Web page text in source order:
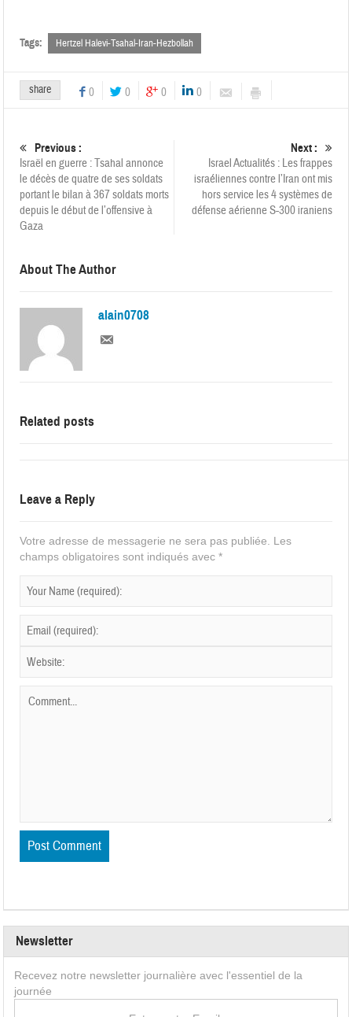
Tags: Hertzel Halevi-Tsahal-Iran-Hezbollah
share 0 0 0 0
Previous :
Israël en guerre : Tsahal annonce
le décès de quatre de ses soldats
portant le bilan à 367 soldats morts
depuis le début de l’offensive à
Gaza
Next :
Israel Actualités : Les frappes
israéliennes contre l’Iran ont mis
hors service les 4 systèmes de
défense aérienne S-300 iraniens
About The Author
alain0708
Related posts
Leave a Reply
Votre adresse de messagerie ne sera pas publiée.
Les
champs obligatoires sont indiqués avec*
Newsletter
Recevez notre newsletter journalière avec l'essentiel de la
journée